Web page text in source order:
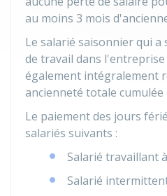
au moins 3 mois
Le salarié saisonnier qui
de travail dans
également intégralement
ancienneté totale
Le paiement des jours
salariés suivants :
Salarié travaillant
Salarié